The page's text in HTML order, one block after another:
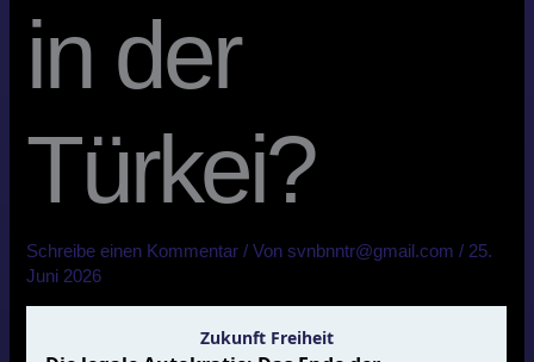
in der
Türkei?
Schreibe einen Kommentar / Vonsvnbnntr@gmail.com/ 25.
Juni 2026